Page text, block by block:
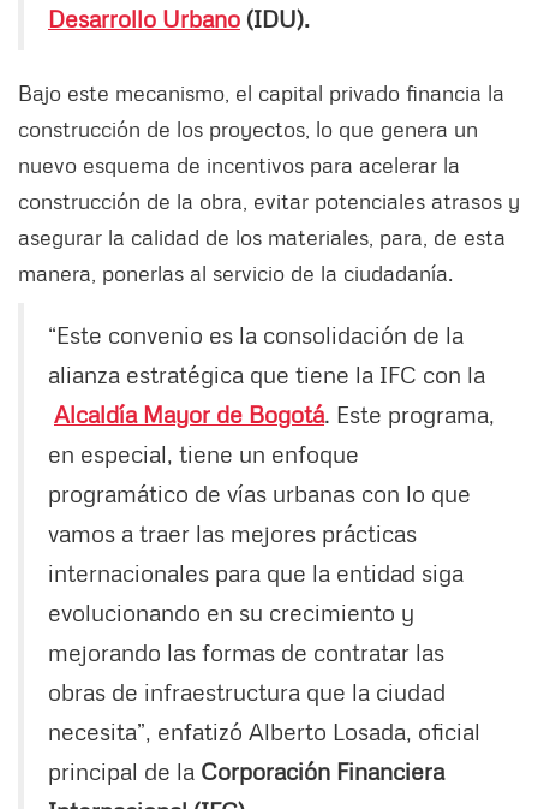
Desarrollo Urbano (IDU).
Bajo este mecanismo, el capital privado financia la
construcción de los proyectos, lo que genera un
nuevo esquema de incentivos para acelerar la
construcción de la obra, evitar potenciales atrasos y
asegurar la calidad de los materiales, para, de esta
manera, ponerlas al servicio de la ciudadanía.
“Este convenio es la consolidación de la
alianza estratégica que tiene la IFC con la
Alcaldía Mayor de Bogotá. Este programa,
en especial, tiene un enfoque
programático de vías urbanas con lo que
vamos a traer las mejores prácticas
internacionales para que la entidad siga
evolucionando en su crecimiento y
mejorando las formas de contratar las
obras de infraestructura que la ciudad
necesita”, enfatizó Alberto Losada, oficial
principal de la Corporación Financiera